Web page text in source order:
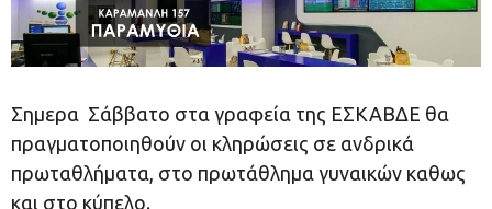
Σημερα Σάββατο στα γραφεία της ΕΣΚΑΒΔΕ θα
πραγματοποιηθούν οι κληρώσεις σε ανδρικά
πρωταθλήματα, στο πρωτάθλημα γυναικών καθως
και στο κύπελο.